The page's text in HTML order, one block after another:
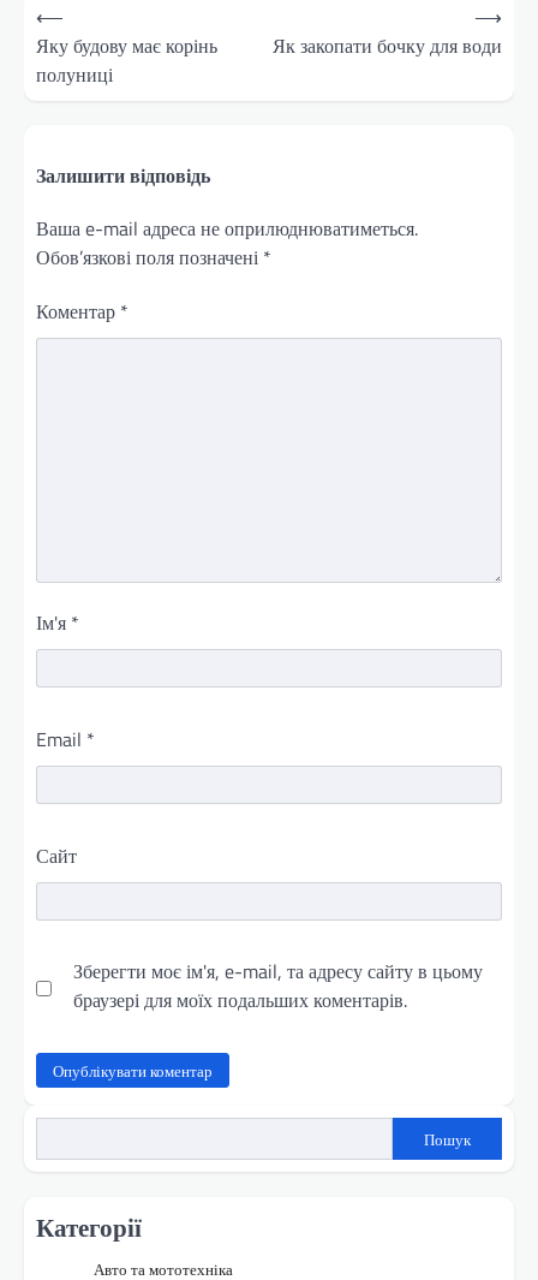
записів
⟵
Яку будову має корінь
полуниці
Як закопати бочку для води
⟶
Залишити відповідь
Ваша e-mail адреса не оприлюднюватиметься.
Обов’язкові поля позначені *
Коментар *
Ім'я *
Email *
Сайт
Зберегти моє ім'я, e-mail, та адресу сайту в цьому
браузері для моїх подальших коментарів.
Пошук
Категорії
Авто та мототехніка